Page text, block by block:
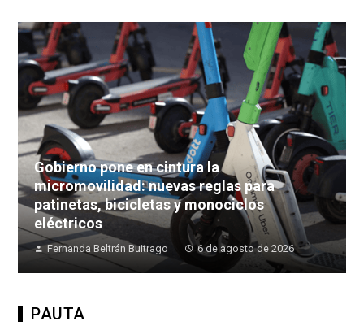
Gobierno pone en cintura la
micromovilidad: nuevas reglas para
patinetas, bicicletas y monociclos
eléctricos
Fernanda Beltrán Buitrago 6 de agosto de 2026
PAUTA